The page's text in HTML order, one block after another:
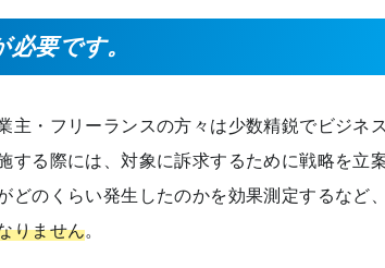
要です。
主・フリーランスの方々は少数精鋭でビジネ
する際には、対象に訴求するために戦略を立
どのくらい発生したのかを効果測定するなど
りません。